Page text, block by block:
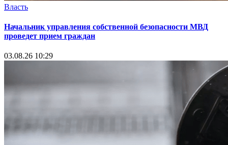
Власть
Начальник управления собственной безопасности МВД
проведет прием граждан
03.08.26 10:29